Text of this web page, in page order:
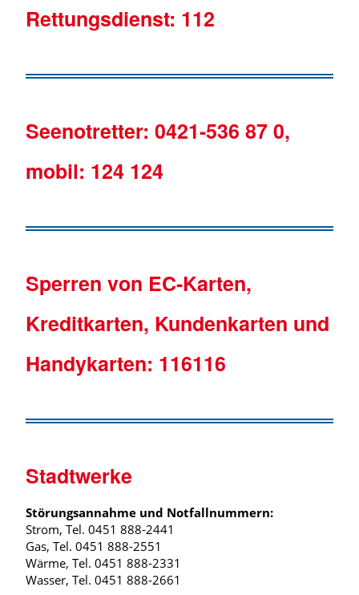
Rettungsdienst: 112
Seenotretter: 0421-536 87 0,
mobil: 124 124
Sperren von EC-Karten,
Kreditkarten, Kundenkarten und
Handykarten: 116116
Stadtwerke
Störungsannahme und Notfallnummern:
Strom, Tel. 0451 888-2441
Gas, Tel. 0451 888-2551
Wärme, Tel. 0451 888-2331
Wasser, Tel. 0451 888-2661